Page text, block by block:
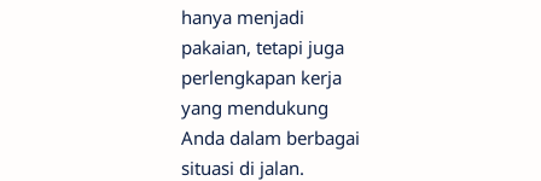
hanya menjadi
pakaian, tetapi juga
perlengkapan kerja
yang mendukung
Anda dalam berbagai
situasi di jalan.